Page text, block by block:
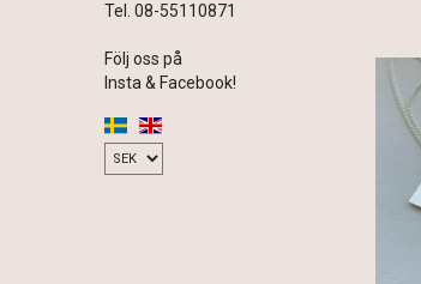
Tel. 08-55110871
Följ oss på
Insta & Facebook!